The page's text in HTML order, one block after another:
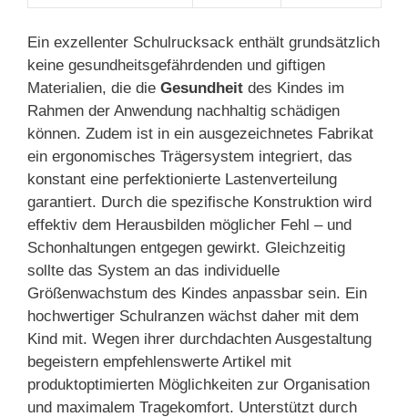
Ein exzellenter Schulrucksack enthält grundsätzlich
keine gesundheitsgefährdenden und giftigen
Materialien, die die Gesundheit des Kindes im
Rahmen der Anwendung nachhaltig schädigen
können. Zudem ist in ein ausgezeichnetes Fabrikat
ein ergonomisches Trägersystem integriert, das
konstant eine perfektionierte Lastenverteilung
garantiert. Durch die spezifische Konstruktion wird
effektiv dem Herausbilden möglicher Fehl – und
Schonhaltungen entgegen gewirkt. Gleichzeitig
sollte das System an das individuelle
Größenwachstum des Kindes anpassbar sein. Ein
hochwertiger Schulranzen wächst daher mit dem
Kind mit. Wegen ihrer durchdachten Ausgestaltung
begeistern empfehlenswerte Artikel mit
produktoptimierten Möglichkeiten zur Organisation
und maximalem Tragekomfort. Unterstützt durch